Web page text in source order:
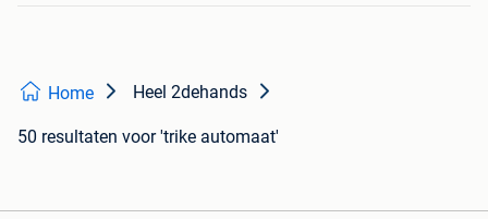
Home Heel 2dehands
50 resultaten voor 'trike automaat'